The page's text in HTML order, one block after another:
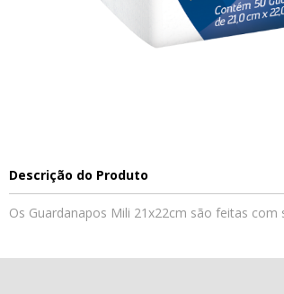
Descrição do Produto
Os Guardanapos Mili 21x22cm são feitas